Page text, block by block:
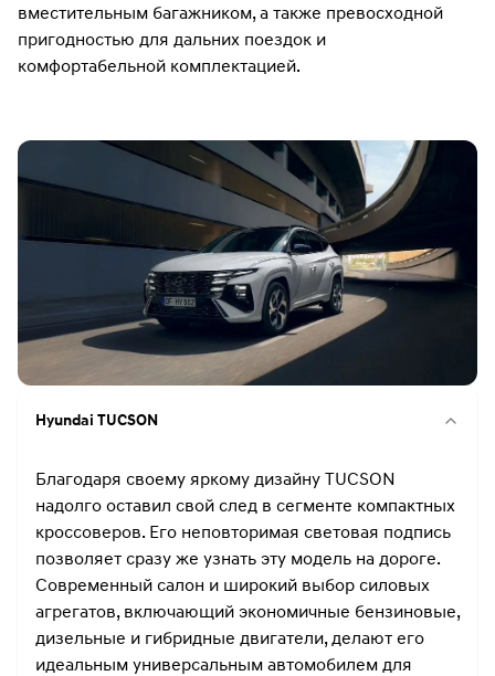
вместительным багажником, а также превосходной
пригодностью для дальних поездок и
комфортабельной комплектацией.
Hyundai TUCSON
Благодаря своему яркому дизайну TUCSON
надолго оставил свой след в сегменте компактных
кроссоверов. Его неповторимая световая подпись
позволяет сразу же узнать эту модель на дороге.
Современный салон и широкий выбор силовых
агрегатов, включающий экономичные бензиновые,
дизельные и гибридные двигатели, делают его
идеальным универсальным автомобилем для